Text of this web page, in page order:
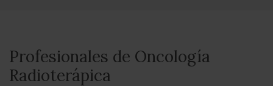
Profesionales de Oncología
Radioterápica